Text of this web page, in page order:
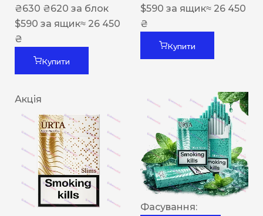
₴630 ₴620 за блок
$590 за ящик≈ 26 450
₴
Купити
$590 за ящик≈ 26 450
₴
Купити
Акція
Фасування: